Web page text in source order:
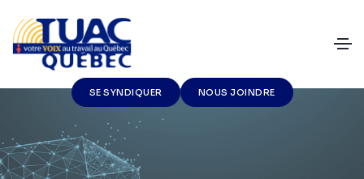
SE SYNDIQUER NOUS JOINDRE